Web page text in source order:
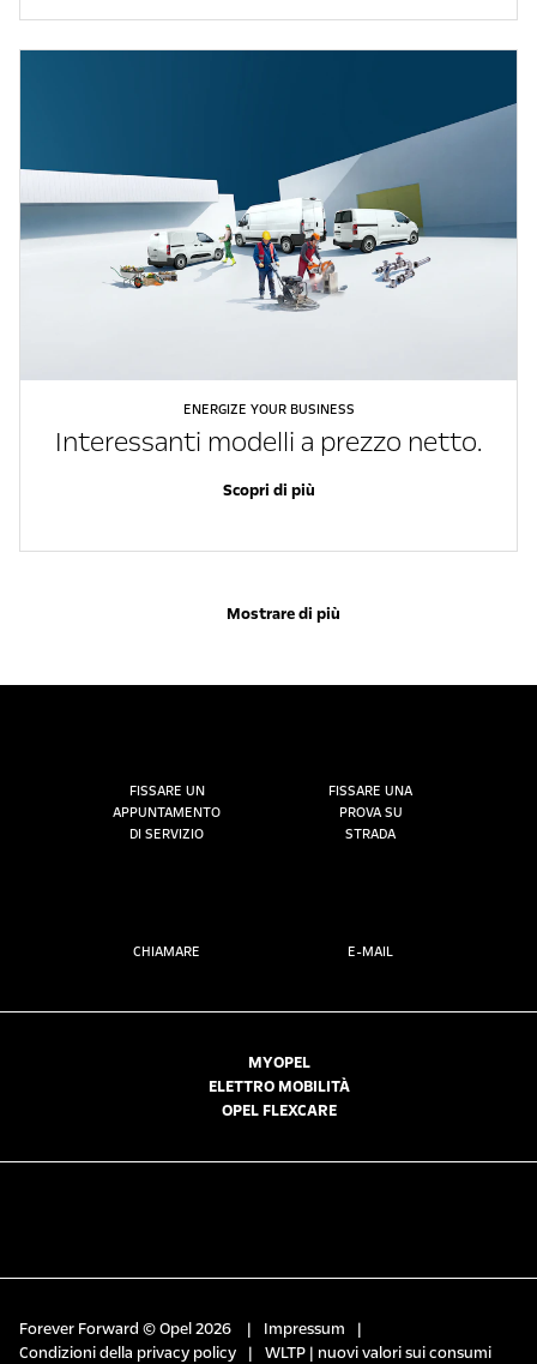
ENERGIZE YOUR BUSINESS
Interessanti modelli a prezzo netto.
Scopri di più
Mostrare di più
FISSARE UN
APPUNTAMENTO
DI SERVIZIO
FISSARE UNA
PROVA SU
STRADA
CHIAMARE E-MAIL
MYOPEL
ELETTRO MOBILITÀ
OPEL FLEXCARE
Forever Forward © Opel 2026 | Impressum
|
Condizioni della privacy policy
| WLTP | nuovi valori sui consumi